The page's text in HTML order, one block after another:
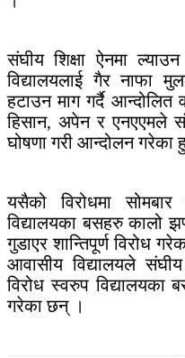
संघीय शिक्षा ऐनमा
विद्यालयलाई गैर नाफा
हटाउन माग गर्दै आन्दोलित
हिसान, अपेन र एनएएमले
घोषणा गरी आन्दोलन गरेका
यसैको विरोधमा
विद्यालयका बसहरु कालो
गुडाएर शान्तिपूर्ण विरोध
आवासीय विद्यालयले संघीय
विरोध स्वरुप विद्यालयका
गरेका छन् ।